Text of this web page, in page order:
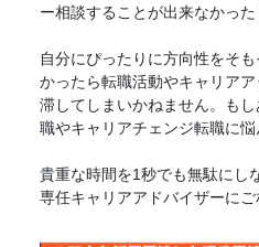
ー相談することが出来なかった
自分にぴったりに方向性をそ
かったら転職活動やキャリア
滞してしまいかねません。も
職やキャリアチェンジ転職に悩
貴重な時間を1秒でも無駄にし
専任キャリアアドバイザーにご